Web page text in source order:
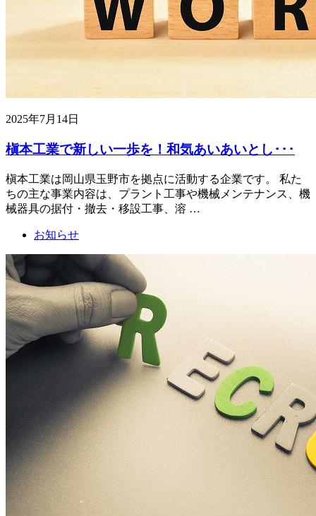
2025年7月14日
槇本工業で新しい一歩を！和気あいあいとし･･･
槇本工業は岡山県玉野市を拠点に活動する企業です。 私た
ちの主な事業内容は、プラント工事や機械メンテナンス、機
械器具の据付・撤去・移設工事、溶 …
お知らせ